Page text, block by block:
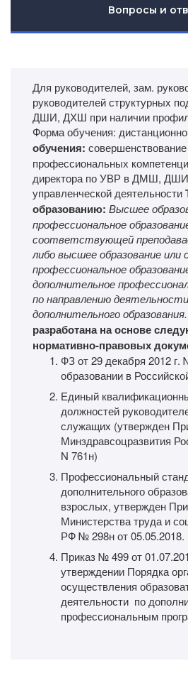
Вопросы и
Для руководителей, зам.
руководителей структурных
ДШИ, ДХШ при наличии
Форма обучения:
обучения: совершенствование
профессиональных
директора по УВР в ДМШ, ДШИ
управленческой деятельности
образованию: Высшее
профессиональное
соответствующей
либо высшее образование или
профессиональное
дополнительное
по направлению
дополнительного образования.
разработана на основе
нормативно-правовых
ФЗ от 29 декабря 2012
образовании в
Единый
должностей
служащих (утвержден
Минздравсоцразвития
N 761н)
Профессиональный
дополнительного
взрослых, утвержден
Министерства труда и
РФ № 298н от 05.05.2018.
Приказ № 499 от
утверждении Порядка
осуществления
деятельности по
профессиональным